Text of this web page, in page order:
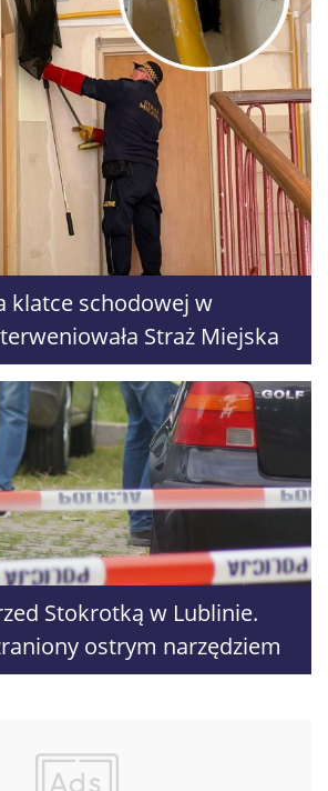
klatce schodowej w
Straż Miejska
Stokrotką w Lublinie.
ostrym narzędziem